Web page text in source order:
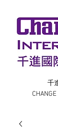
千